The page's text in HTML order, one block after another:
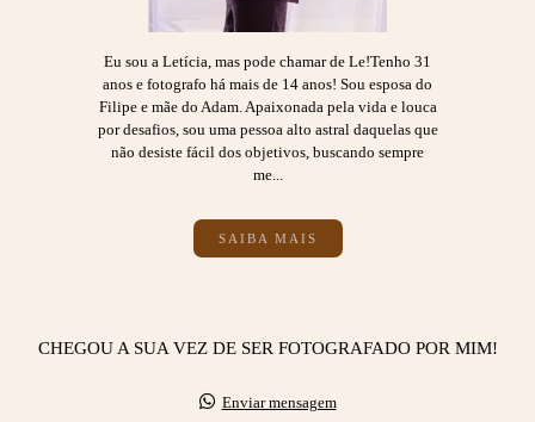
Eu sou a Letícia, mas pode chamar de Le!Tenho 31
anos e fotografo há mais de 14 anos! Sou esposa do
Filipe e mãe do Adam. Apaixonada pela vida e louca
por desafios, sou uma pessoa alto astral daquelas que
não desiste fácil dos objetivos, buscando sempre
me...
SAIBA MAIS
CHEGOU A SUA VEZ DE SER FOTOGRAFADO POR MIM!
Enviar mensagem